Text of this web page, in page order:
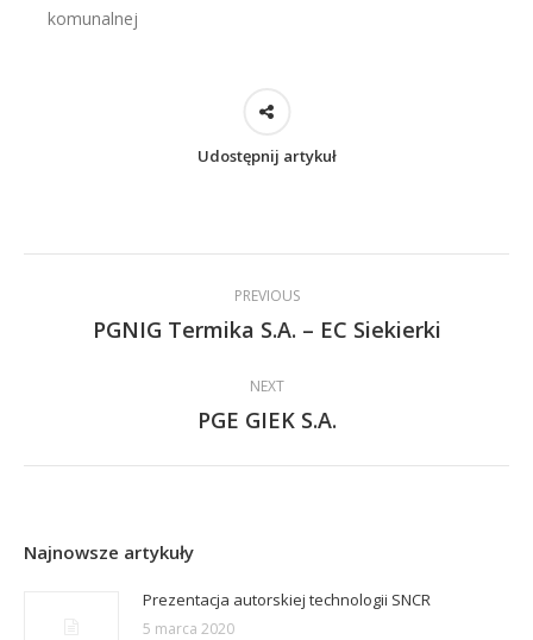
komunalnej
Udostępnij artykuł
navigation
PREVIOUS
Previous
PGNIG Termika S.A. – EC Siekierki
NEXT
Next
PGE GIEK S.A.
Najnowsze artykuły
Prezentacja autorskiej technologii SNCR
5 marca 2020